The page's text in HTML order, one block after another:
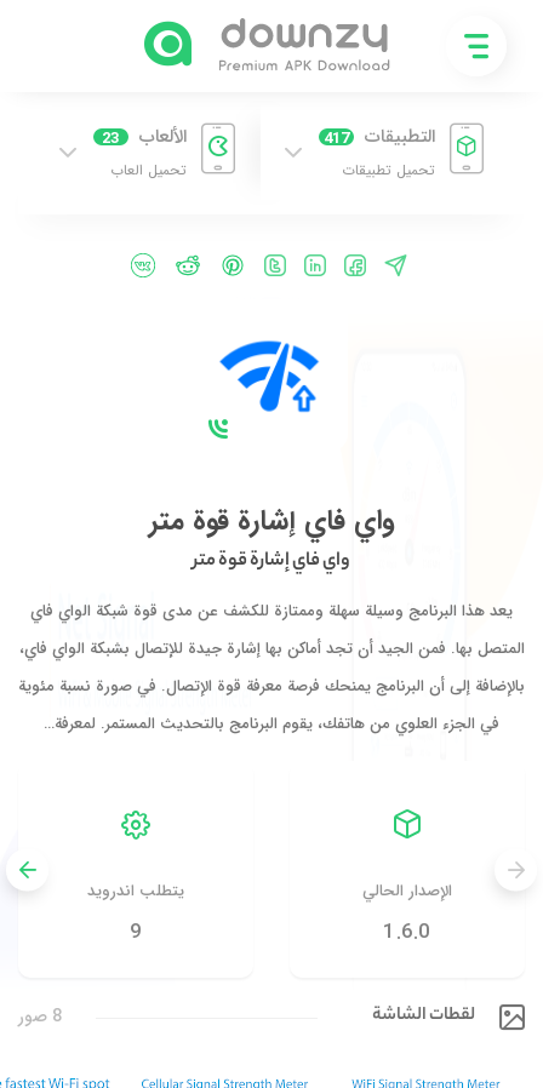
التطبيقات 417
تحميل تطبيقات
الألعاب 23
تحميل العاب
واي فاي إشارة قوة متر
واي فاي إشارة قوة متر
يعد هذا البرنامج وسيلة سهلة وممتازة للكشف عن مدى قوة شبكة الواي فاي
المتصل بها. فمن الجيد أن تجد أماكن بها إشارة جيدة للإتصال بشبكة الواي فاي،
بالإضافة إلى أن البرنامج يمنحك فرصة معرفة قوة الإتصال. في صورة نسبة مئوية
في الجزء العلوي من هاتفك، يقوم البرنامج بالتحديث المستمر. لمعرفة…
الإصدار الحالي
1.6.0
يتطلب اندرويد
9
لقطات الشاشة 8 صور